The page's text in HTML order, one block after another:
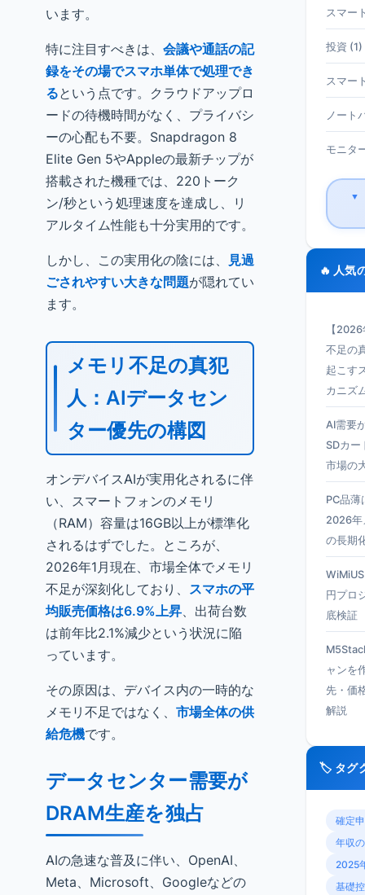
います。
特に注目すべきは、 会議や通話の記
録をその場でスマホ単体で処理でき
るという点です。クラウドアップロ
ードの待機時間がなく、プライバシ
ーの心配も不要。Snapdragon 8
Elite Gen 5やAppleの最新チップが
搭載された機種では、220トーク
ン/秒という処理速度を達成し、リ
アルタイム性能も十分実用的です。
しかし、この実用化の陰には、
見過
ごされやすい大きな問題が隠れてい
ます。
メモリ不足の真犯
人：AIデータセン
ター優先の構図
オンデバイスAIが実用化されるに伴
い、スマートフォンのメモリ
（RAM）容量は16GB以上が標準化
されるはずでした。ところが、
2026年1月現在、市場全体でメモリ
不足が深刻化しており、 スマホの平
均販売価格は6.9%上昇、出荷台数
は前年比2.1%減少という状況に陥
っています。
その原因は、デバイス内の一時的な
メモリ不足ではなく、 市場全体の供
給危機です。
データセンター需要が
DRAM生産を独占
AIの急速な普及に伴い、OpenAI、
Meta、Microsoft、Googleなどの
スマー
投資 (1)
スマー
ノート
モニタ
▼
🔥 人気
【
不足の
起こす
カニズ
AI需要
SDカー
市場の
PC品薄
2026年
の長期
円プロ
底検証
ャンを
先・価
解説
🏷️ タグ
確定
年収
2025
基礎